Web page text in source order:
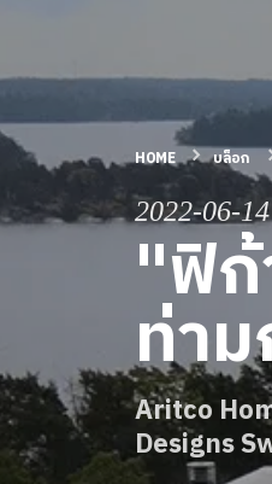
เกี่ยวกับ ARITCO
สําหรับมืออาชีพ
สั่งซื้อ Digital HomeKit
ติดต่อเรา
สอบถามราคาประเมิน
สมัครรับจดหมายข่าว
HOME บล็อก
2022-06-14
"ฟิก้
ท่า
Aritco
Designs